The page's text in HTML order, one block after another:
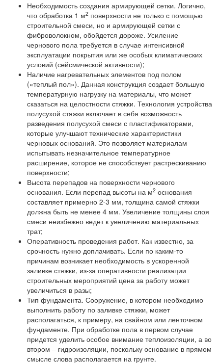
Необходимость создания армирующей сетки. Логично,
что обработка 1 м2 поверхности не только с помощью
строительной смеси, но и армирующей сетки с
фиброволокном, обойдется дороже. Усиление
чернового пола требуется в случае интенсивной
эксплуатации покрытия или же особых климатических
условий (сейсмической активности);
Наличие нагревательных элементов под полом
(«теплый пол»). Данная конструкция создает большую
температурную нагрузку на материалы, что может
сказаться на целостности стяжки. Технология устройства
полусухой стяжки включает в себя возможность
разведения полусухой смеси с пластификаторами,
которые улучшают технические характеристики
черновых оснований. Это позволяет материалам
испытывать незначительное температурное
расширение, которое не способствует растрескиванию
поверхности;
Высота перепадов на поверхности чернового
основания. Если перепад высоты на м2 основания
составляет примерно 2-3 мм, толщина самой стяжки
должна быть не менее 4 мм. Увеличение толщины слоя
смеси неизбежно ведет к увеличению материальных
трат;
Оперативность проведения работ. Как известно, за
срочность нужно доплачивать. Если по каким-то
причинам возникает необходимость в ускоренной
заливке стяжки, из-за оперативности реализации
строительных мероприятий цена за работу может
увеличиться в разы;
Тип фундамента. Сооружение, в котором необходимо
выполнить работу по заливке стяжки, может
располагаться, к примеру, на свайном или ленточном
фундаменте. При обработке пола в первом случае
придется уделить особое внимание теплоизоляции, а во
втором – гидроизоляции, поскольку основание в прямом
смысле слова располагается на грунте.